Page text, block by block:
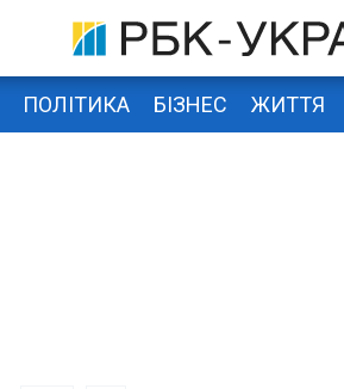
ПОЛІТИКА БІЗНЕС ЖИТТЯ